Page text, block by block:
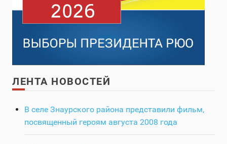
ЛЕНТА НОВОСТЕЙ
В селе Знаурского района представили фильм,
посвященный героям августа 2008 года